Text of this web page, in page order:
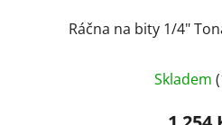
Ráčna na bity 1/4"
Skladem